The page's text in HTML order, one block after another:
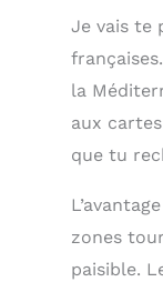
Je vais te
la
aux
que tu
zones
paisible.